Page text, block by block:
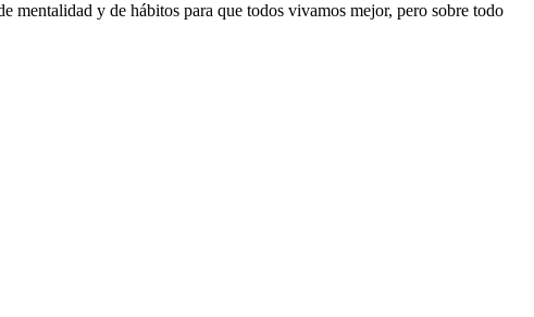
mentalidad y de hábitos para que todos vivamos mejor, pero sobre todo